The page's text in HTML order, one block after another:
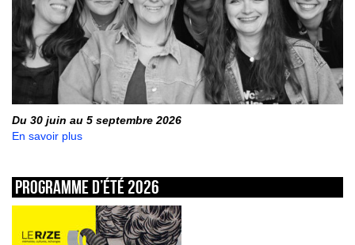
Du 30 juin au 5 septembre 2026
En savoir plus
Programme d’été 2026